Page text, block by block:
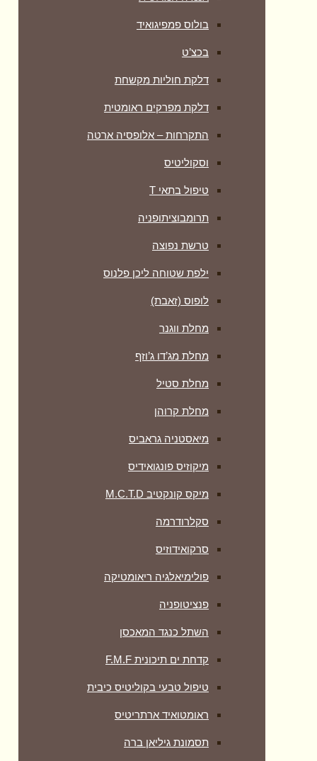
בולוס פמפיגואיד
בכצ’ט
דלקת חוליות מקשחת
דלקת מפרקים ראומטית
התקרחות – אלופסיה ארטה
וסקוליטיס
טיפול בתאי T
תרומבוציתופניה
טרשת נפוצה
ילפת שטוחה ליכן פלנוס
לופוס (זאבת)
מחלת ווגנר
מחלת מג’דו ג’וזף
מחלת סטיל
מחלת קרוהן
מיאסטניה גראביס
מיקוזיס פונגואידיס
מיקס קונקטיב M.C.T.D
סקלרודרמה
סרקואידוזיס
פולימיאלגיה ריאומטיקה
‏פנציטופניה
השתל כנגד המאכסן
קדחת ים תיכונית F.M.F
טיפול טבעי בקוליטיס כיבית
ראומטואיד ארתריטיס
תסמונת גיליאן ברה